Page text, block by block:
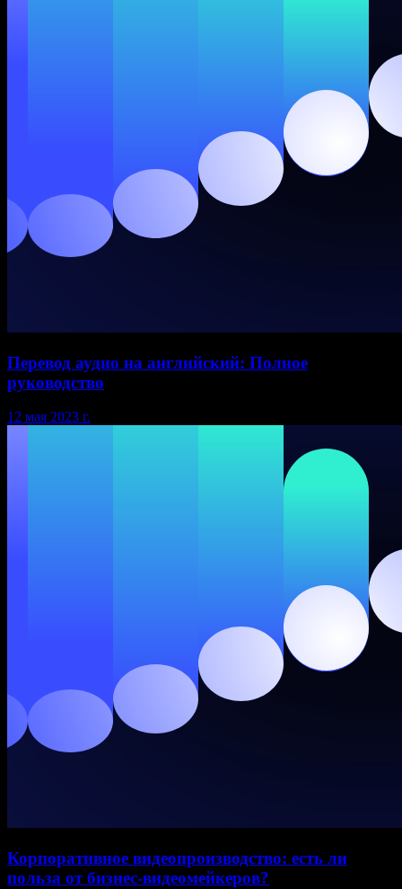
Перевод аудио на английский: Полное
руководство
12 мая 2023 г.
Корпоративное видеопроизводство: есть ли
польза от бизнес-видеомейкеров?